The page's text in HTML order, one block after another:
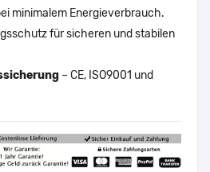
minimalem Energieverbrauch.
für sicheren und stabilen
– CE, ISO9001 und